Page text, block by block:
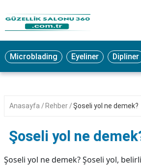
MAKYAJ
MİCROBLADİNG
EPİLASYON
TIRNAK
PEELİNG
Microblading Eyeliner Dipliner
Anasayfa Rehber Şoseli yol ne demek?
Şoseli yol ne
Şoseli yol ne demek? Şoseli yol,